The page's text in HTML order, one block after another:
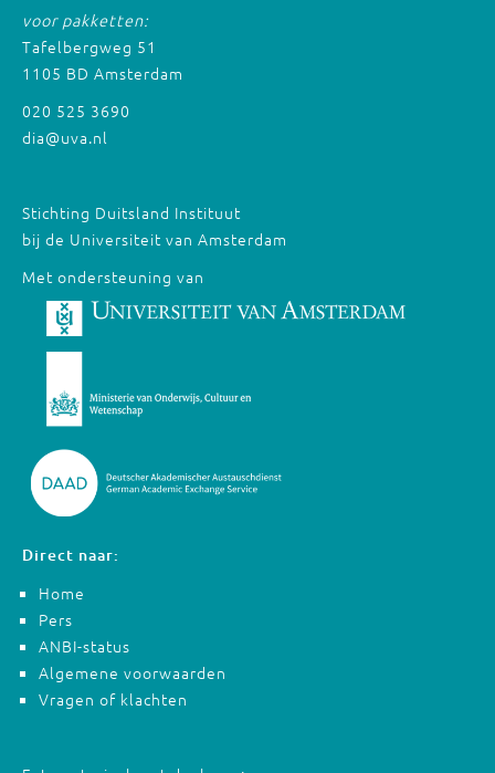
voor pakketten:
Tafelbergweg 51
1105 BD Amsterdam
020 525 3690
dia@uva.nl
Stichting Duitsland Instituut
bij de Universiteit van Amsterdam
Met ondersteuning van
Direct naar:
Home
Pers
ANBI-status
Algemene voorwaarden
Vragen of klachten